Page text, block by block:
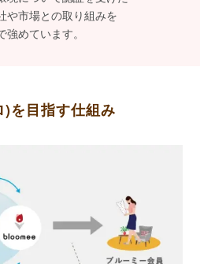
や市場との取り組みを
強めています。
)を目指す仕組み